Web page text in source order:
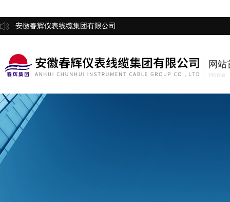
安徽春辉仪表线缆集团有限公司
网站
Home